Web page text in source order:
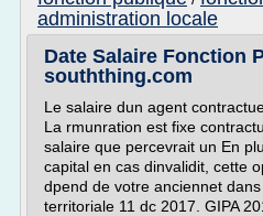
administration locale
Date Salaire Fonction
souththing.com
Le salaire dun agent
La rmunration est fixe
salaire que percevrait un En
capital en cas dinvalidit, cette
dpend de votre anciennet
territoriale 11 dc 2017. GIPA